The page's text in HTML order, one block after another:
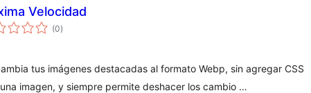
Velocidad
(0total
de
)
tus imágenes destacadas al formato Webp, sin agregar CSS
imagen, y siempre permite deshacer los cambio …